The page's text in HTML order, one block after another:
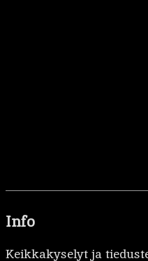
Info
Keikkakyselyt ja